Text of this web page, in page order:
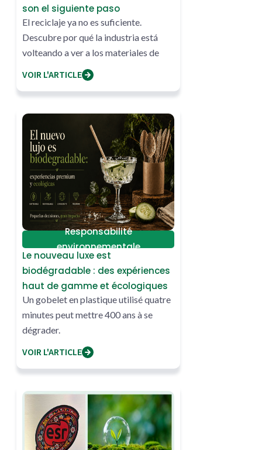
son el siguiente paso
El reciclaje ya no es suficiente.
Descubre por qué la industria está
volteando a ver a los materiales de
origen vegetal como la verdadera
VOIR L'ARTICLE
Responsabilité
environnementale
Le nouveau luxe est
biodégradable : des expériences
haut de gamme et écologiques
Un gobelet en plastique utilisé quatre
minutes peut mettre 400 ans à se
dégrader.
VOIR L'ARTICLE